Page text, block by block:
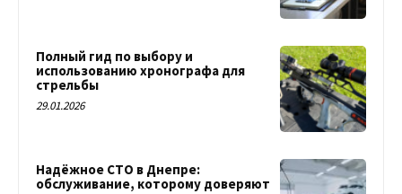
Полный гид по выбору и
использованию хронографа для
стрельбы
29.01.2026
Надёжное СТО в Днепре:
обслуживание, которому доверяют